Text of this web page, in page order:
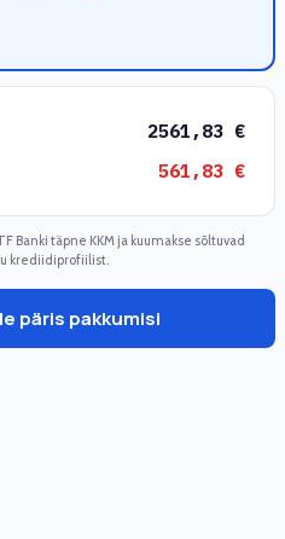
2561,83 €
561,83 €
Banki täpne KKM ja kuumakse sõltuvad
krediidiprofiilist.
päris pakkumisi